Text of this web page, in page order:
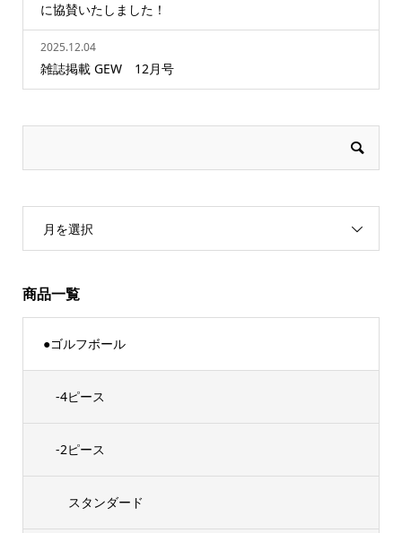
に協賛いたしました！
2025.12.04
雑誌掲載 GEW 12月号
月を選択
商品一覧
●ゴルフボール
-4ピース
-2ピース
スタンダード